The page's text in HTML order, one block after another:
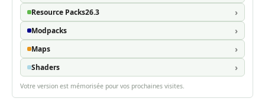
Resource Packs26.3
Modpacks
Maps
Shaders
Votre version est mémorisée pour vos prochaines visites.